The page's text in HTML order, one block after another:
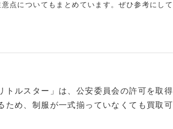
点についてもまとめています。ぜひ参考にして
ルスター」は、公安委員会の許可を取得
ため、制服が一式揃っていなくても買取可